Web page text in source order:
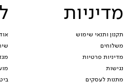
מדיניות
תקנון ותנאי שימוש
משלוחים
מדיניות פרטיות
נגישות
מתנות לעסקים